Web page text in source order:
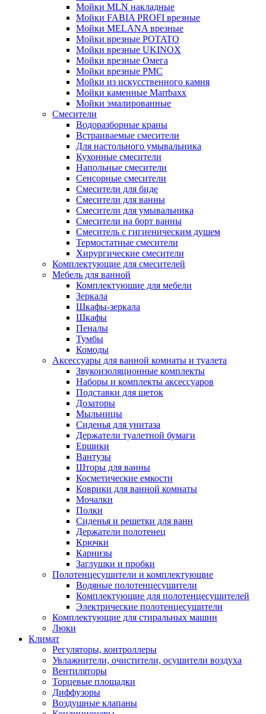
Мойки MLN накладные
Мойки FABIA PROFI врезные
Мойки MELANA врезные
Мойки врезные POTATO
Мойки врезные UKINOX
Мойки врезные Омега
Мойки врезные РМС
Мойки из искусственного камня
Мойки каменные Marrbaxx
Мойки эмалированные
Смесители
Водоразборные краны
Встраиваемые смесители
Для настольного умывальника
Кухонные смесители
Напольные смесители
Сенсорные смесители
Смесители для биде
Смесители для ванны
Смесители для умывальника
Смесители на борт ванны
Смеситель с гигиеническим душем
Термостатные смесители
Хирургические смесители
Комплектующие для смесителей
Мебель для ванной
Комплектуюшие для мебели
Зеркала
Шкафы-зеркала
Шкафы
Пеналы
Тумбы
Комоды
Аксессуары для ванной комнаты и туалета
Звукоизоляционные комплекты
Наборы и комплекты аксессуаров
Подставки для щеток
Дозаторы
Мыльницы
Сиденья для унитаза
Держатели туалетной бумаги
Ершики
Вантузы
Шторы для ванны
Косметические емкости
Коврики для ванной комнаты
Мочалки
Полки
Сиденья и решетки для ванн
Держатели полотенец
Крючки
Карнизы
Заглушки и пробки
Полотенцесушители и комплектующие
Водяные полотенцесушители
Комплектующие для полотенцесушителей
Электрические полотенцесушители
Комплектующие для стиральных машин
Люки
Климат
Регуляторы, контроллеры
Увлажнители, очистители, осушители воздуха
Вентиляторы
Торцевые площадки
Диффузоры
Воздушные клапаны